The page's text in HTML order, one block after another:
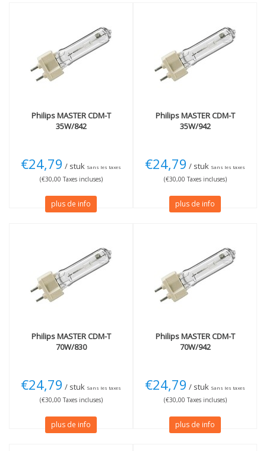
PhilipsMASTER CDM-T
35W/842
€24,79 / stuk Sans les taxes
(€30,00 Taxes incluses)
plus de info
PhilipsMASTER CDM-T
35W/942
€24,79 / stuk Sans les taxes
(€30,00 Taxes incluses)
plus de info
PhilipsMASTER CDM-T
70W/830
€24,79 / stuk Sans les taxes
(€30,00 Taxes incluses)
plus de info
PhilipsMASTER CDM-T
70W/942
€24,79 / stuk Sans les taxes
(€30,00 Taxes incluses)
plus de info